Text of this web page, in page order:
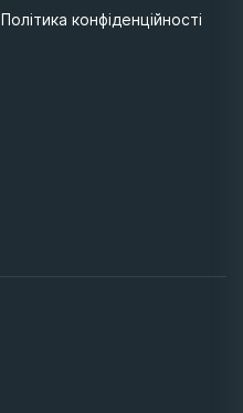
Політика конфіденційності